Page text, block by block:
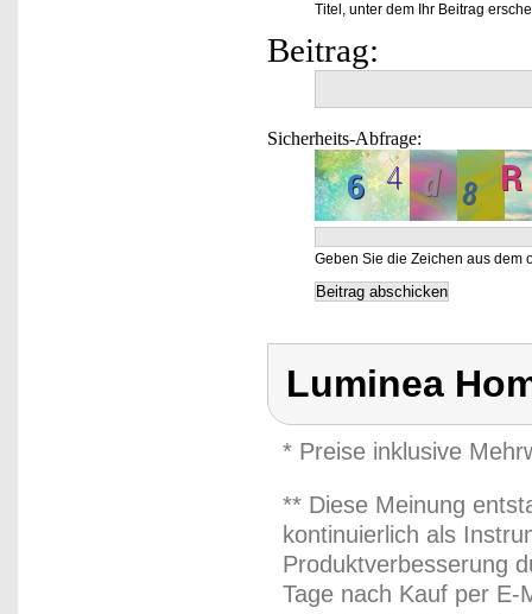
Titel, unter dem Ihr Beitrag
Beitrag:
Sicherheits-Abfrage:
Geben Sie die Zeichen aus dem
Luminea
* Preise inklusive
** Diese Meinung
kontinuierlich als
Produktverbesserung
Tage nach Kauf per E-